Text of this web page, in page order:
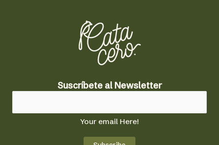
a
l
e
w
s
Suscríbete al Newsletter
Your email Here!